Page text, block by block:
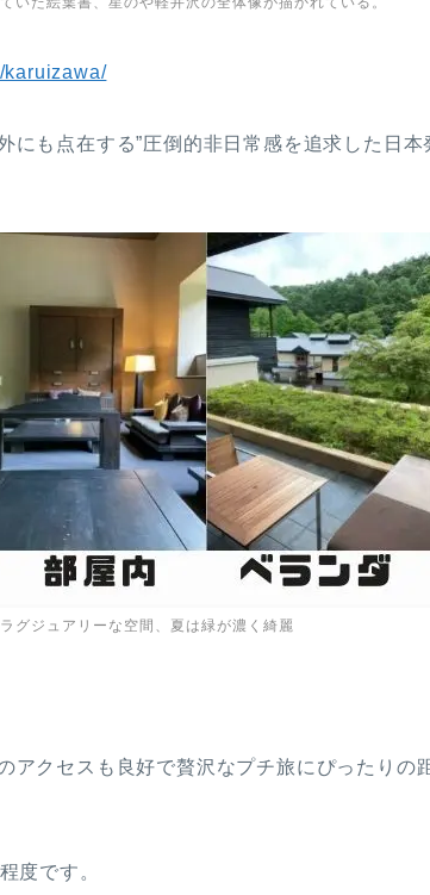
karuizawa/
にも点在する”圧倒的非日常感を追求した日本
グジュアリーな空間、夏は緑が濃く綺麗
アクセスも良好で贅沢なプチ旅にぴったりの
度です。